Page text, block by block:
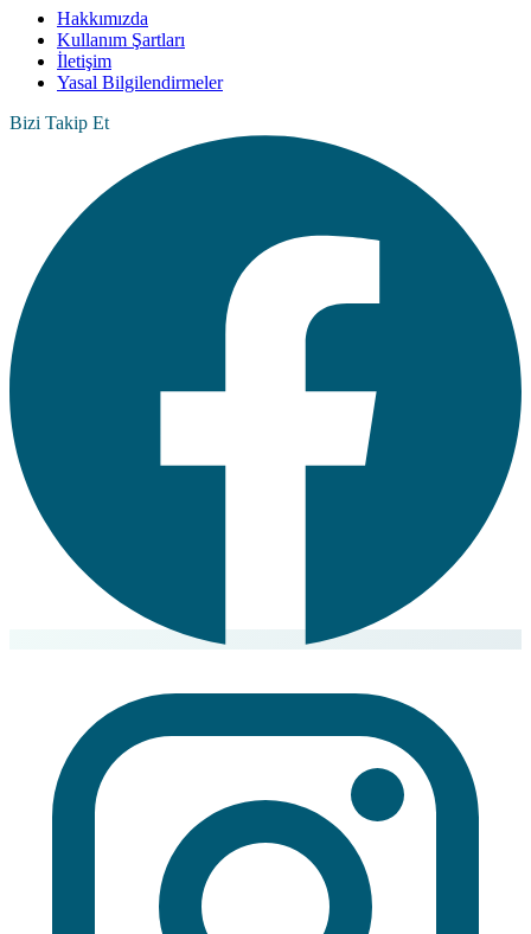
Hakkımızda
Kullanım Şartları
İletişim
Yasal Bilgilendirmeler
Bizi Takip Et